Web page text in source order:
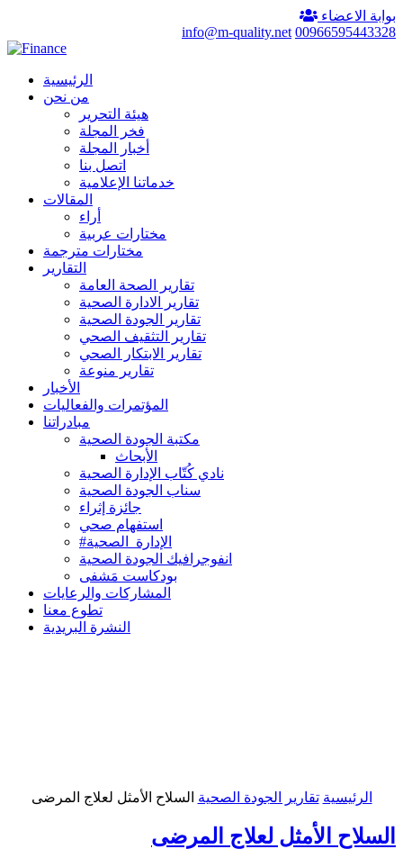
بوابة الاعضاء
00966595443328
info@m-quality.net
الرئيسية
من نحن
هيئة التحرير
فخر المجلة
أخبار المجلة
اتصل بنا
خدماتنا الإعلامية
المقالات
أراء
مختارات عربية
مختارات مترجمة
التقارير
تقارير الصحة العامة
تقارير الادارة الصحية
تقارير الجودة الصحية
تقارير التثقيف الصحي
تقارير الابتكار الصحي
تقارير منوعة
الأخبار
المؤتمرات والفعاليات
مبادراتنا
مكتبة الجودة الصحية
الأبحاث
نادي كُتّاب الإدارة الصحية
سناب الجودة الصحية
جائزة إثراء
استفهام صحي
#الإدارة_الصحية
انفوجرافيك الجودة الصحية
بودكاست مَشفى
المشاركات والرعايات
تطوع معنا
النشرة البريدية
الرئيسية تقارير الجودة الصحية السلاح الأمثل لعلاج المرضى
السلاح الأمثل لعلاج المرضى